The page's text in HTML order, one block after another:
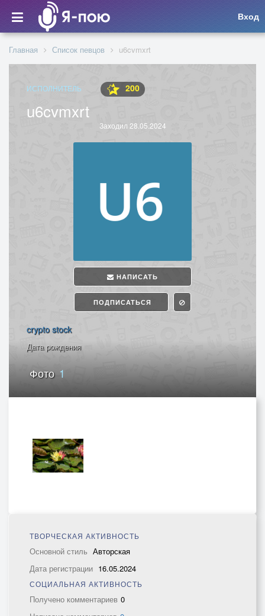
Вход
Главная Список певцов u6cvmxrt
ИСПОЛНИТЕЛЬ 200
u6cvmxrt
Заходил 28.05.2024
НАПИСАТЬ
ПОДПИСАТЬСЯ
crypto stock
Дата рождения
Фото 1
ТВОРЧЕСКАЯ АКТИВНОСТЬ
Основной стиль Авторская
Дата регистрации 16.05.2024
СОЦИАЛЬНАЯ АКТИВНОСТЬ
Получено комментариев 0